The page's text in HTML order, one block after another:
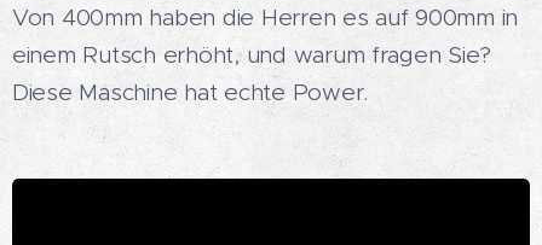
Von 400mm haben die Herren es auf 900mm in
einem Rutsch erhöht, und warum fragen Sie?
Diese Maschine hat echte Power.